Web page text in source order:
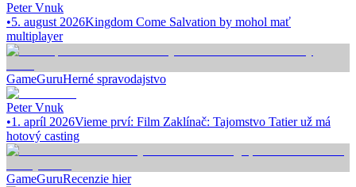
Peter Vnuk
•5. august 2026Kingdom Come Salvation by mohol mať
multiplayer
GameGuruHerné spravodajstvo
Peter Vnuk
•1. apríl 2026Vieme prví: Film Zaklínač: Tajomstvo Tatier už má
hotový casting
GameGuruRecenzie hier